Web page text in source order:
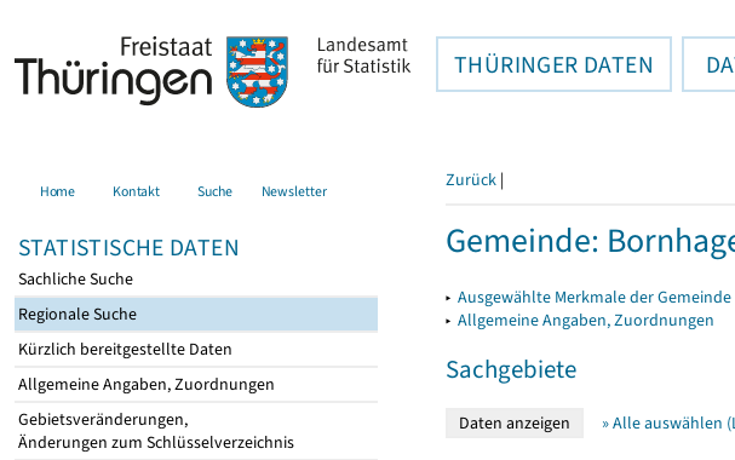
THÜRINGER DATEN
Home Kontakt Suche Newsletter
STATISTISCHE DATEN
Sachliche Suche
Regionale Suche
Kürzlich bereitgestellte Daten
Allgemeine Angaben, Zuordnungen
Gebietsveränderungen,
Änderungen zum Schlüsselverzeichnis
Zurück |
Gemeinde:
▸ Ausgewählte Merkmale der Gemeinde
▸ Allgemeine Angaben, Zuordnungen
Sachgebiete
» Alle auswählen